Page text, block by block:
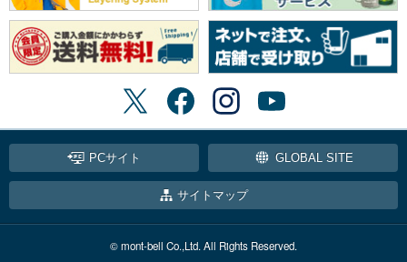
PCサイト GLOBAL SITE
サイトマップ
© mont-bell Co.,Ltd. All Rights Reserved.